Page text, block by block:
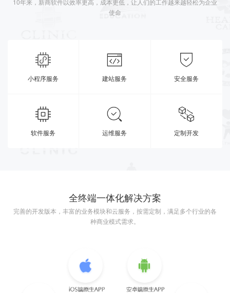
10年来，新商软件以效率更高，成本更低，让人们的工作越来越轻松为企业
使命
小程序服务 建站服务 安全服务
软件服务 运维服务 定制开发
全终端一体化解决方案
完善的开发版本，丰富的业务模块和云服务，按需定制，满足多个行业的各
种商业模式需求。